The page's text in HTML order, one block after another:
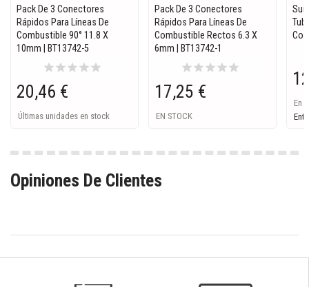
Pack De 3 Conectores
Rápidos Para Líneas De
Combustible 90° 11.8 X
10mm | BT13742-5
starstarstarstarstar
20,46 €
Últimas unidades en stock
Pack De 3 Conectores
Rápidos Para Líneas De
Combustible Rectos 6.3 X
6mm | BT13742-1
starstarstarstarstar
17,25 €
EN STOCK
En
Opiniones De Clientes